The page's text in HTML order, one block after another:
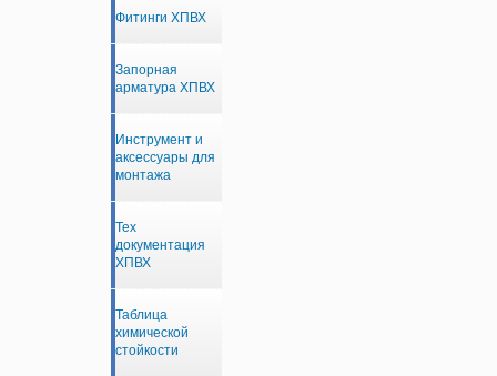
Фитинги ХПВХ
Запорная
арматура ХПВХ
Инструмент и
аксессуары для
монтажа
Тех
документация
ХПВХ
Таблица
химической
стойкости